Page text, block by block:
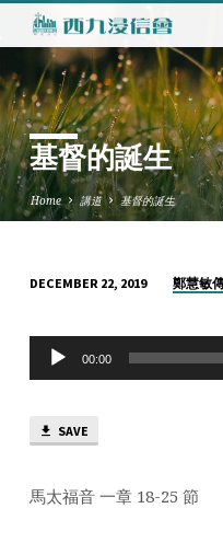
基督的誕生
Home 講道 基督的誕生
督
的
誕
DECEMBER 22, 2019 鄭慧敏
Audio
Player
00:00
SAVE
馬太福音 一章 18-25 節